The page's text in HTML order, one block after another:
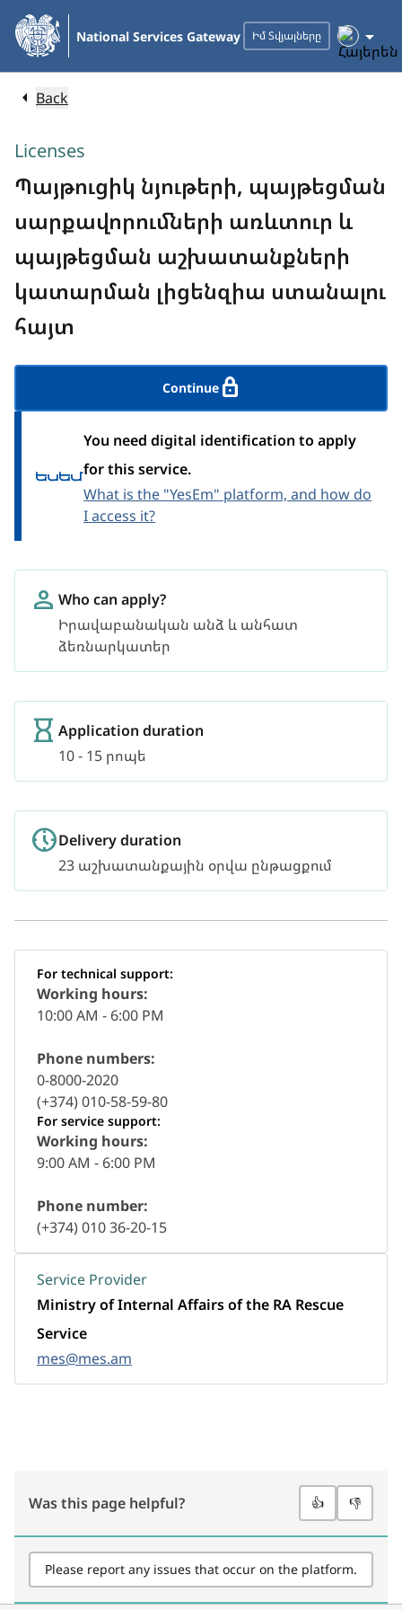
Skip
Main
Content
National Services Gateway Իմ Տվյալները
Back
Licenses
Պայթուցիկ նյութերի, պայթեցման
սարքավորումների առևտուր և
պայթեցման աշխատանքների
կատարման լիցենզիա ստանալու
հայտ
Continue
You need digital identification to apply
for this service.
What is the "YesEm" platform, and how do
I access it?
Who can apply?
Իրավաբանական անձ և անհատ
ձեռնարկատեր
Application duration
10 - 15 րոպե
Delivery duration
23 աշխատանքային օրվա ընթացքում
For technical support:
Working hours:
10:00 AM - 6:00 PM
Phone numbers:
0-8000-2020
(+374) 010-58-59-80
For service support:
Working hours:
9:00 AM - 6:00 PM
Phone number:
(+374) 010 36-20-15
Service Provider
Ministry of Internal Affairs of the RA Rescue
Service
mes@mes.am
Was this page helpful? 👍 👎
Please report any issues that occur on the platform.